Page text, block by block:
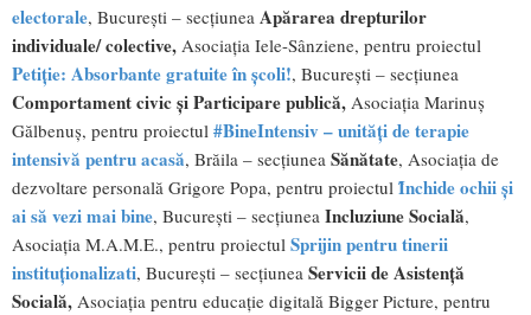
electorale, București – secțiunea Apărarea drepturilor
individuale/ colective, Asociația Iele-Sânziene, pentru proiectul
Petiție: Absorbante gratuite în școli!, București – secțiunea
Comportament civic și Participare publică, Asociația Marinuș
Gălbenuș, pentru proiectul #BineIntensiv – unități de terapie
intensivă pentru acasă, Brăila – secțiunea Sănătate, Asociația de
dezvoltare personală Grigore Popa, pentru proiectul Ȋnchide ochii şi
ai să vezi mai bine, București – secțiunea Incluziune Socială,
Asociația M.A.M.E., pentru proiectul Sprijin pentru tinerii
instituţionalizati, București – secțiunea Servicii de Asistență
Socială, Asociația pentru educație digitală Bigger Picture, pentru